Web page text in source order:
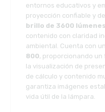
entornos educativos y
proyección confiable y
brillo de 3600 lúmenes
contenido con claridad
ambiental. Cuenta con
800, proporcionando
la visualización de
de cálculo y contenido
garantiza imágenes
vida útil de la lámpara.